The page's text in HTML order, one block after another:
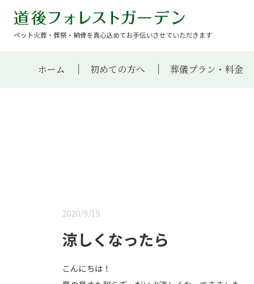
ペット火葬・葬祭・納骨を真心込めてお手伝いさせていただきます
ホーム 初めての方へ 葬儀プラン・料金
2020/9/19
涼しくなったら
こんにちは！